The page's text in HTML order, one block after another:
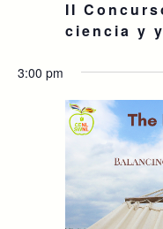
II
ciencia y
3:00 pm